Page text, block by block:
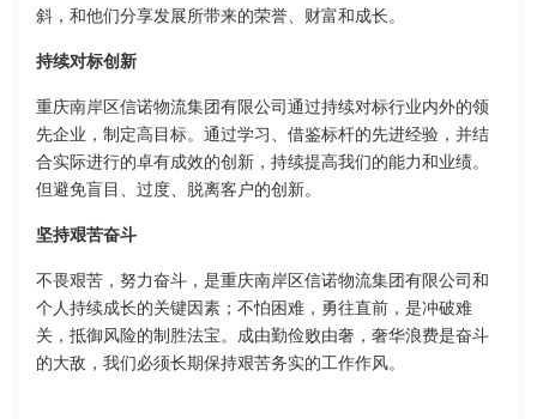
斜，和他们分享发展所带来的荣誉、财富和成长。
持续对标创新
重庆南岸区信诺物流集团有限公司通过持续对标行业内外的领
先企业，制定高目标。通过学习、借鉴标杆的先进经验，并结
合实际进行的卓有成效的创新，持续提高我们的能力和业绩。
但避免盲目、过度、脱离客户的创新。
坚持艰苦奋斗
不畏艰苦，努力奋斗，是重庆南岸区信诺物流集团有限公司和
个人持续成长的关键因素；不怕困难，勇往直前，是冲破难
关，抵御风险的制胜法宝。成由勤俭败由奢，奢华浪费是奋斗
的大敌，我们必须长期保持艰苦务实的工作作风。